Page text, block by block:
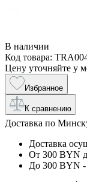
В наличии
Код товара:
Цену уточняйте у
Избранное
К сравнению
Доставка по
Доставка
От 300 BYN
До 300 BYN -